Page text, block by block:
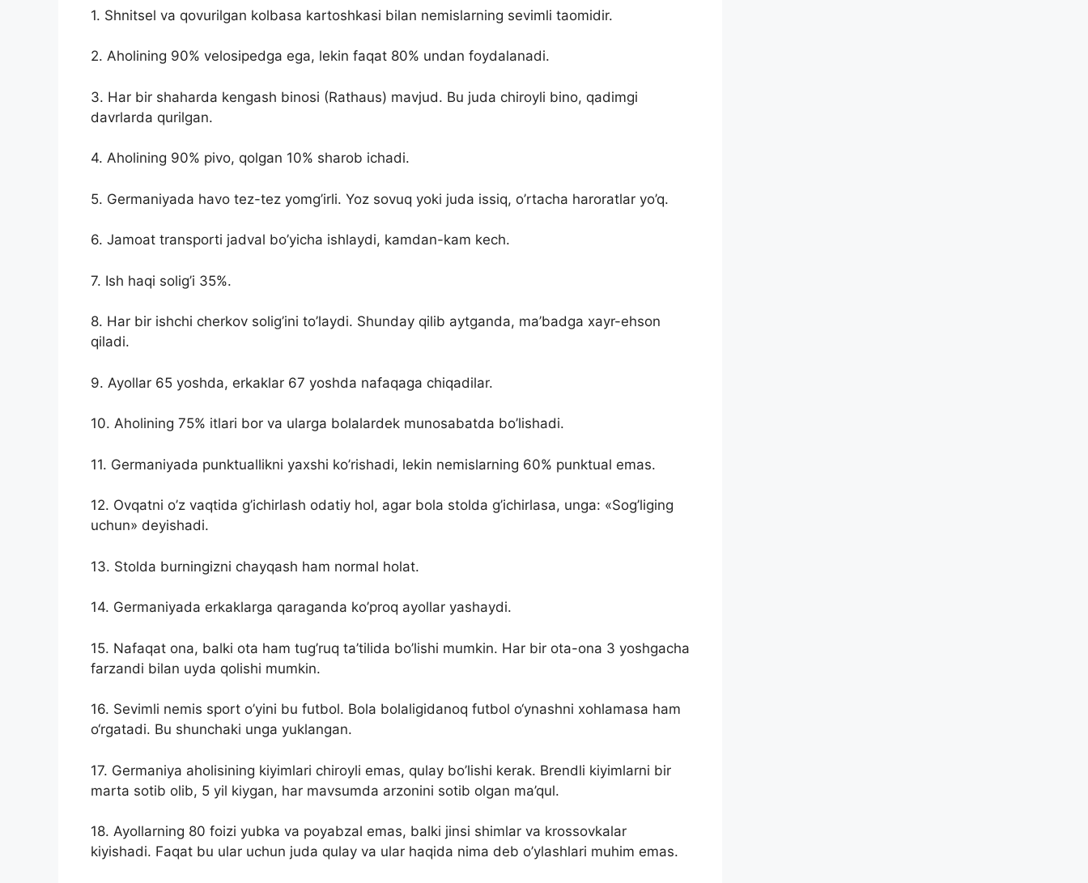
1. Shnitsel va qovurilgan kolbasa kartoshkasi bilan nemislarning sevimli taomidir.
2. Aholining 90% velosipedga ega, lekin faqat 80% undan foydalanadi.
3. Har bir shaharda kengash binosi (Rathaus) mavjud. Bu juda chiroyli bino, qadimgi
davrlarda qurilgan.
4. Aholining 90% pivo, qolgan 10% sharob ichadi.
5. Germaniyada havo tez-tez yomg’irli. Yoz sovuq yoki juda issiq, o’rtacha haroratlar yo’q.
6. Jamoat transporti jadval bo’yicha ishlaydi, kamdan-kam kech.
7. Ish haqi solig’i 35%.
8. Har bir ishchi cherkov solig’ini to’laydi. Shunday qilib aytganda, ma’badga xayr-ehson
qiladi.
9. Ayollar 65 yoshda, erkaklar 67 yoshda nafaqaga chiqadilar.
10. Aholining 75% itlari bor va ularga bolalardek munosabatda bo’lishadi.
11. Germaniyada punktuallikni yaxshi ko’rishadi, lekin nemislarning 60% punktual emas.
12. Ovqatni o’z vaqtida g’ichirlash odatiy hol, agar bola stolda g’ichirlasa, unga: «Sog’liging
uchun» deyishadi.
13. Stolda burningizni chayqash ham normal holat.
14. Germaniyada erkaklarga qaraganda ko’proq ayollar yashaydi.
15. Nafaqat ona, balki ota ham tug’ruq ta’tilida bo’lishi mumkin. Har bir ota-ona 3 yoshgacha
farzandi bilan uyda qolishi mumkin.
16. Sevimli nemis sport o’yini bu futbol. Bola bolaligidanoq futbol o‘ynashni xohlamasa ham
o‘rgatadi. Bu shunchaki unga yuklangan.
17. Germaniya aholisining kiyimlari chiroyli emas, qulay bo’lishi kerak. Brendli kiyimlarni bir
marta sotib olib, 5 yil kiygan, har mavsumda arzonini sotib olgan ma’qul.
18. Ayollarning 80 foizi yubka va poyabzal emas, balki jinsi shimlar va krossovkalar
kiyishadi. Faqat bu ular uchun juda qulay va ular haqida nima deb o’ylashlari muhim emas.